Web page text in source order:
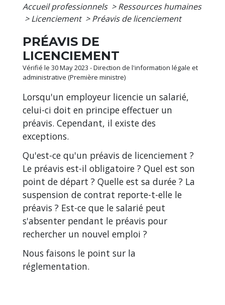
Accueil professionnels > Ressources humaines
> Licenciement > Préavis de licenciement
PRÉAVIS DE
LICENCIEMENT
Vérifié le 30 May 2023 - Direction de l'information légale et
administrative (Première ministre)
Lorsqu'un employeur licencie un salarié,
celui-ci doit en principe effectuer un
préavis. Cependant, il existe des
exceptions.
Qu'est-ce qu'un préavis de licenciement ?
Le préavis est-il obligatoire ? Quel est son
point de départ ? Quelle est sa durée ? La
suspension de contrat reporte-t-elle le
préavis ? Est-ce que le salarié peut
s'absenter pendant le préavis pour
rechercher un nouvel emploi ?
Nous faisons le point sur la
réglementation.